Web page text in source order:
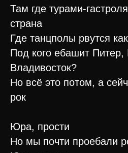
Там где турами-
страна
Где танцполы рвутся
Под кого ебашит Питер,
Владивосток?
Но всё это потом, а
рок
Юра, прости
Но мы почти проебали